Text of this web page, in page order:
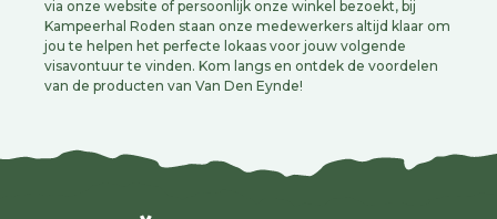
via onze website of persoonlijk onze winkel bezoekt, bij
Kampeerhal Roden staan onze medewerkers altijd klaar om
jou te helpen het perfecte lokaas voor jouw volgende
visavontuur te vinden. Kom langs en ontdek de voordelen
van de producten van Van Den Eynde!